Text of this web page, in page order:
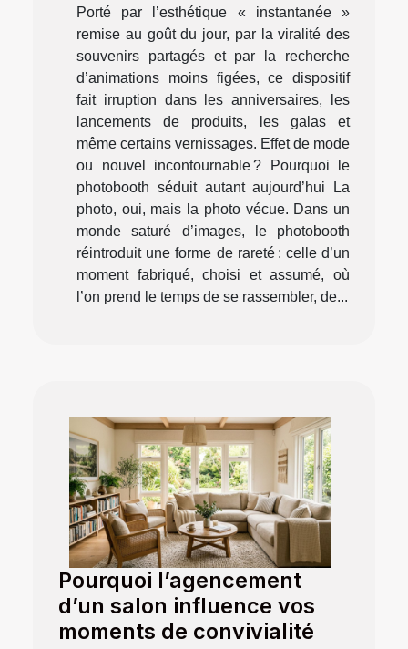
Porté par l’esthétique « instantanée »
remise au goût du jour, par la viralité des
souvenirs partagés et par la recherche
d’animations moins figées, ce dispositif
fait irruption dans les anniversaires, les
lancements de produits, les galas et
même certains vernissages. Effet de mode
ou nouvel incontournable ? Pourquoi le
photobooth séduit autant aujourd’hui La
photo, oui, mais la photo vécue. Dans un
monde saturé d’images, le photobooth
réintroduit une forme de rareté : celle d’un
moment fabriqué, choisi et assumé, où
l’on prend le temps de se rassembler, de...
Pourquoi l’agencement
d’un salon influence vos
moments de convivialité